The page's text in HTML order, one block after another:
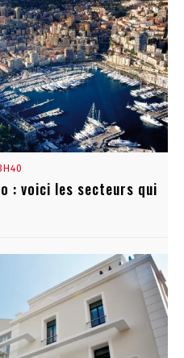
: voici les secteurs qui